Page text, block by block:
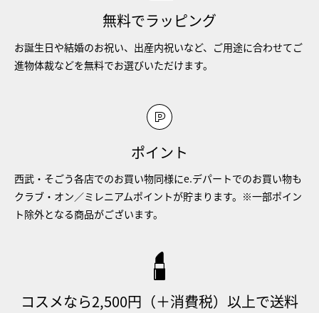
無料でラッピング
お誕生日や結婚のお祝い、出産内祝いなど、ご用途に合わせてご
進物体裁などを無料でお選びいただけます。
ポイント
西武・そごう各店でのお買い物同様にe.デパートでのお買い物も
クラブ・オン／ミレニアムポイントが貯まります。※一部ポイン
ト除外となる商品がございます。
コスメなら2,500円（＋消費税）以上で送料